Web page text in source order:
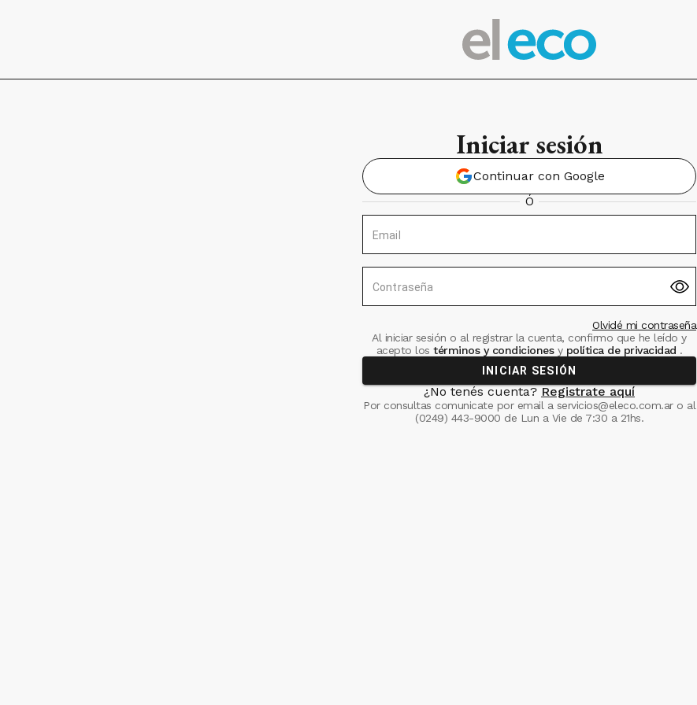
Iniciar sesión
Continuar con Google
Ó
Email
Contraseña
Olvidé mi contraseña
Al iniciar sesión o al registrar la cuenta, confirmo que he leído y
acepto los términos y condiciones ypolítica de privacidad .
INICIAR SESIÓN
¿No tenés cuenta? Registrate aquí
Por consultas comunicate por email a servicios@eleco.com.aro al
(0249) 443-9000 de Lun a Vie de 7:30 a 21hs.